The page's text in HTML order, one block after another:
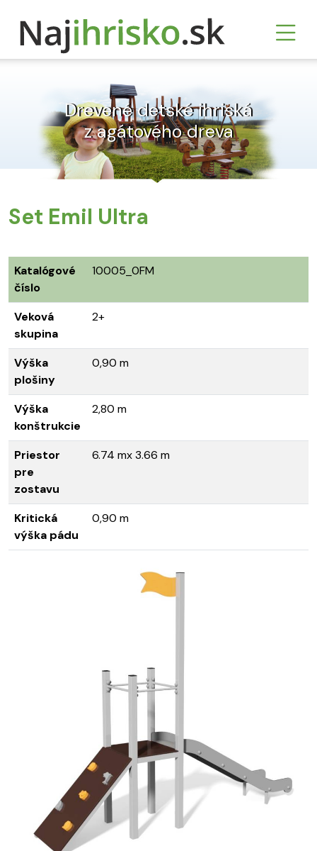
Drevené detské ihriská
z agátového dreva
Set Emil Ultra
Katalógové
číslo
10005_0FM
Veková
skupina
2+
Výška
plošiny
0,90 m
Výška
konštrukcie
2,80 m
Priestor
pre
zostavu
6.74 mx 3.66 m
Kritická
výška pádu
0,90 m